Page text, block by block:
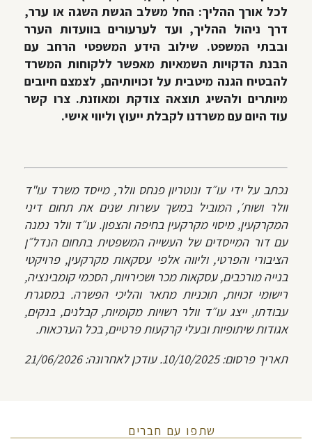
לכל אורך ההליך: החל משלב הגשת השגה או ערר,
דרך ניהול ההליך, ועד לערעורים בוועדות הערר
ובבתי המשפט. שילוב הידע המשפטי הרחב עם
הבנת הדקויות השמאיות מאפשר ללקוחות המשרד
להבטיח הגנה מיטבית על זכויותיהם, לצמצם חיובים
מיותרים ולהשיג תוצאה צודקת ומאוזנת. צרו קשר
עוד היום עם משרדנו לקבלת ייעוץ וליווי אישי.
נכתב על ידי עו״ד ונוטריון פנחס וולר, מייסד משרד עו"ד
וולר ושות׳, המוביל במשך עשרות שנים את תחום דיני
המקרקעין, מיסוי מקרקעין בחיפה והצפון. עו״ד וולר נמנה
עם דור המייסדים של העשייה המשפטית בתחום הנדל״ן
הציבורי והפרטי, וליווה אלפי עסקאות מקרקעין, פרויקטי
בנייה מורכבים, עסקאות מכר ושכירויות, הסכמי קומבינציה,
רישומי זכויות, תוכניות מתאר והליכי הפשרה. במסגרת
עבודתו, ייצג עו״ד וולר רשויות מקומיות, קבלנים, בנקים,
אגודות שיתופיות ובעלי קרקעות פרטיים, בכל הערכאות.
תאריך פרסום: 10/10/2025. עודכן לאחרונה: 21/06/2026
שתפו עם חברים